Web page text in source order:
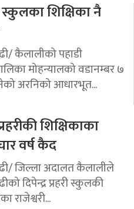
शिक्षिका नै
कैलालीको पहाडी
मोहन्यालको वडानम्बर ७
अरनिको आधारभूत...
शिक्षिकाका
वर्ष कैद
जिल्ला अदालत कैलालीले
दिपेन्द्र प्रहरी स्कुलकी
राजेश्वरी...